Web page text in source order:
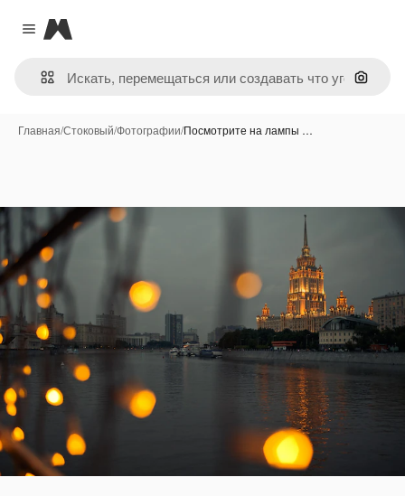
Close menu
Magnific
Поиск
Главная/Стоковый/Фотографии/Посмотрите на лампы …